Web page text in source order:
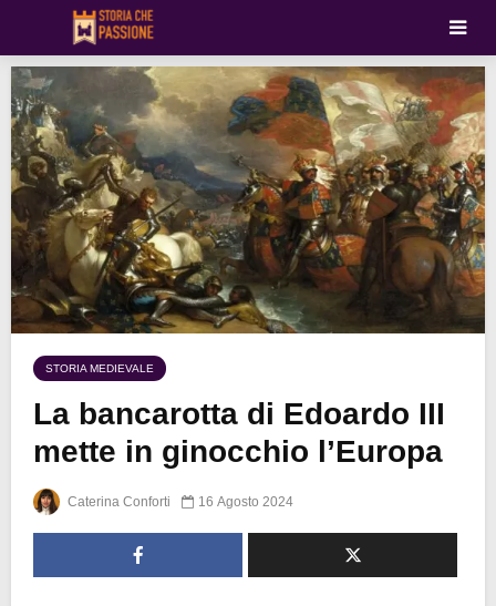
STORIA MEDIEVALE
La bancarotta di Edoardo III
mette in ginocchio l’Europa
Caterina Conforti 16 Agosto 2024